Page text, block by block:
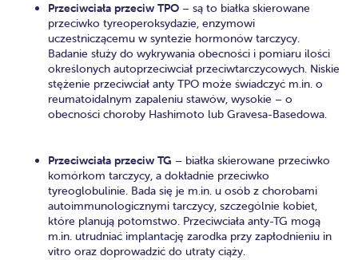
Przeciwciała przeciw TPO – są to białka skierowane
przeciwko tyreoperoksydazie, enzymowi
uczestniczącemu w syntezie hormonów tarczycy.
Badanie służy do wykrywania obecności i pomiaru ilości
określonych autoprzeciwciał przeciwtarczycowych. Niskie
stężenie przeciwciał anty TPO może świadczyć m.in. o
reumatoidalnym zapaleniu stawów, wysokie – o
obecności choroby Hashimoto lub Gravesa-Basedowa.
Przeciwciała przeciw TG – białka skierowane przeciwko
komórkom tarczycy, a dokładnie przeciwko
tyreoglobulinie. Bada się je m.in. u osób z chorobami
autoimmunologicznymi tarczycy, szczególnie kobiet,
które planują potomstwo. Przeciwciała anty-TG mogą
m.in. utrudniać implantację zarodka przy zapłodnieniu in
vitro oraz doprowadzić do utraty ciąży.